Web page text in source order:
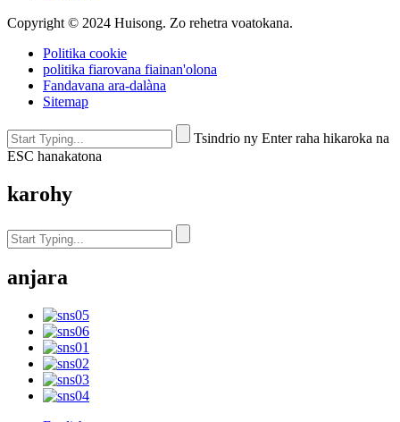
Copyright © 2024 Huisong. Zo rehetra voatokana.
Politika cookie
politika fiarovana fiainan'olona
Fandavana ara-dalàna
Sitemap
Tsindrio ny Enter raha hikaroka na
ESC hanakatona
karohy
anjara